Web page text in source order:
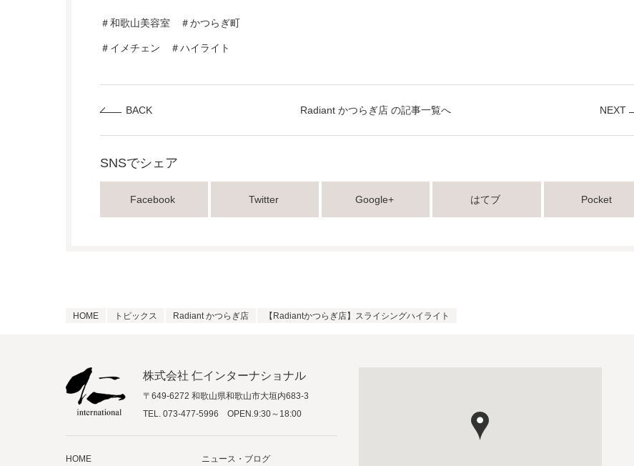
＃和歌山美容室 ＃かつらぎ町
＃イメチェン ＃ハイライト
BACK Radiant かつらぎ店 の記事一覧へ NEXT
SNSでシェア
Facebook Twitter Google+ はてブ Pocket
HOME トピックス Radiant かつらぎ店 【Radiantかつらぎ店】スライシングハイライト
株式会社 仁インターナショナル
〒649-6272 和歌山県和歌山市大垣内683-3
TEL.073-477-5996 OPEN.9:30～18:00
HOME ニュース・ブログ